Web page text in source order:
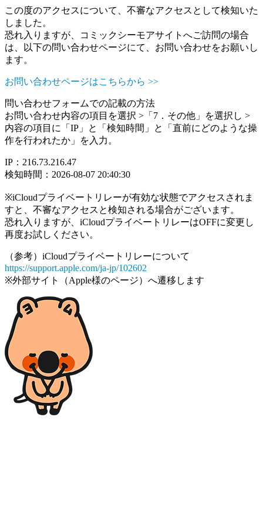
この度のアクセスについて、不審なアクセスとして検知いた
しました。
恐れ入りますが、コミックシーモアサイトへご訪問の場合
は、以下の問い合わせページにて、お問い合わせをお願いし
ます。
お問い合わせページはこちらから >>
問い合わせフォームでの記載の方法
お問い合わせ内容の項目を選択 >「7．その他」を選択し >
内容の項目に「IP」と「検知時間」と「直前にどのような操
作を行われたか」を入力。
IP：216.73.216.47
検知時間：2026-08-07 20:40:30
※iCloudプライベートリレーが有効な状態でアクセスされま
すと、不審なアクセスと検知される場合がございます。
恐れ入りますが、iCloudプライベートリレーはOFFに変更し
再度お試しください。
（参考）iCloudプライベートリレーについて
https://support.apple.com/ja-jp/102602
※外部サイト（Apple様のページ）へ遷移します